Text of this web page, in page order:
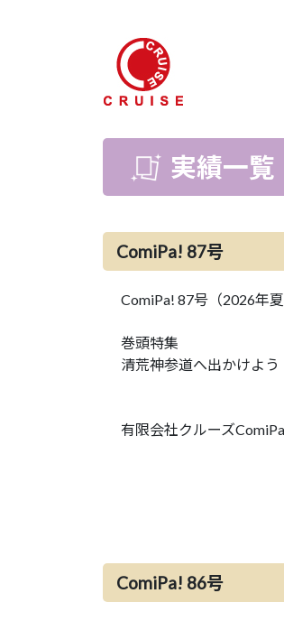
実績一覧
ComiPa! 87号
ComiPa! 87号（2026年夏
巻頭特集
清荒神参道へ出かけよう
有限会社クルーズ
ComiPa! 86号